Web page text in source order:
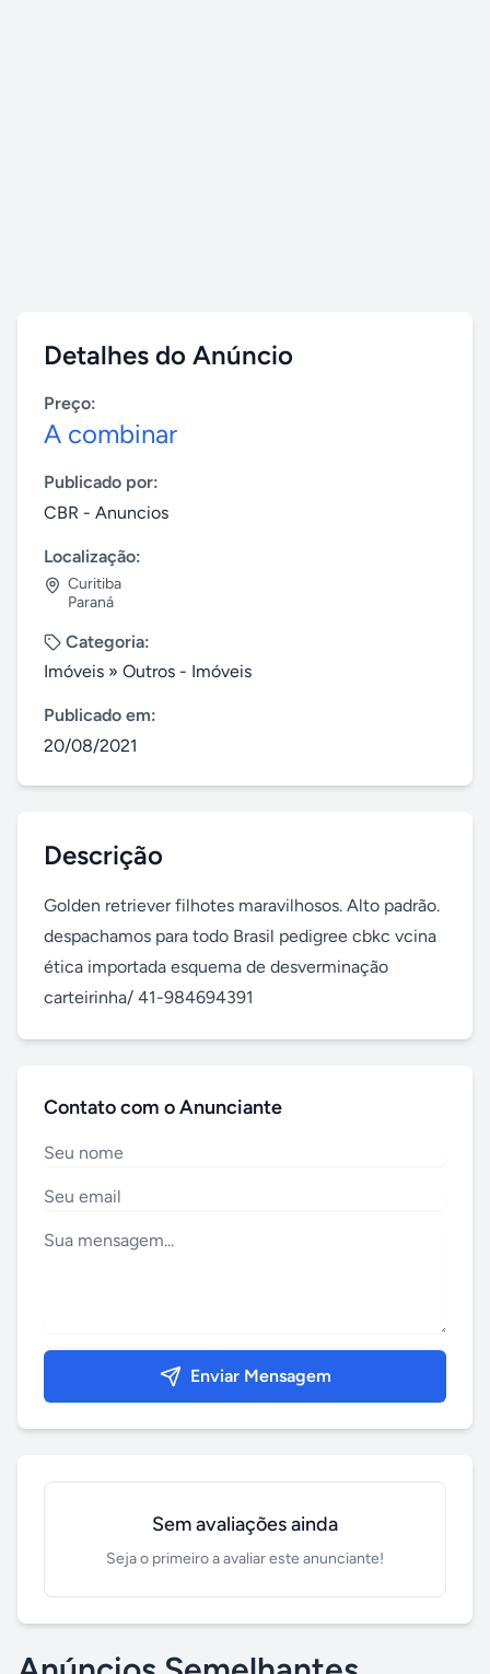
Detalhes do Anúncio
Preço:
A combinar
Publicado por:
CBR - Anuncios
Localização:
Curitiba
Paraná
Categoria:
Imóveis » Outros - Imóveis
Publicado em:
20/08/2021
Descrição
Golden retriever filhotes maravilhosos. Alto padrão.
despachamos para todo Brasil pedigree cbkc vcina
ética importada esquema de desverminação
carteirinha/ 41-984694391
Contato com o Anunciante
Enviar Mensagem
Sem avaliações ainda
Seja o primeiro a avaliar este anunciante!